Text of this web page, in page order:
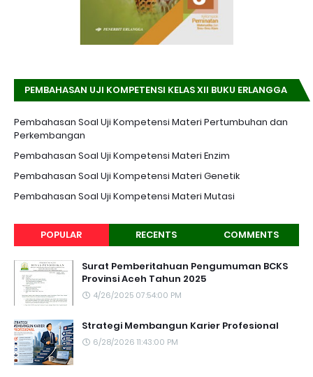
PEMBAHASAN UJI KOMPETENSI KELAS XII BUKU ERLANGGA
Pembahasan Soal Uji Kompetensi Materi Pertumbuhan dan
Perkembangan
Pembahasan Soal Uji Kompetensi Materi Enzim
Pembahasan Soal Uji Kompetensi Materi Genetik
Pembahasan Soal Uji Kompetensi Materi Mutasi
POPULAR RECENTS COMMENTS
Surat Pemberitahuan Pengumuman BCKS
Provinsi Aceh Tahun 2025
4/26/2025 07:54:00 PM
Strategi Membangun Karier Profesional
6/28/2026 11:43:00 PM